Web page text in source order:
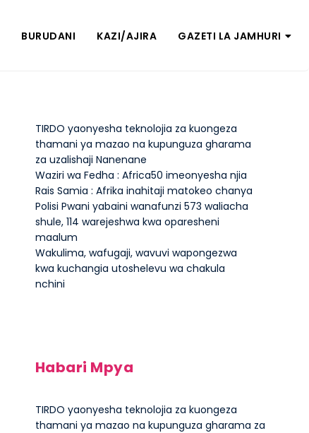
BURUDANI KAZI/AJIRA GAZETI LA JAMHURI
TIRDO yaonyesha teknolojia za kuongeza
thamani ya mazao na kupunguza gharama
za uzalishaji Nanenane
Waziri wa Fedha : Africa50 imeonyesha njia
Rais Samia : Afrika inahitaji matokeo chanya
Polisi Pwani yabaini wanafunzi 573 waliacha
shule, 114 warejeshwa kwa oparesheni
maalum
Wakulima, wafugaji, wavuvi wapongezwa
kwa kuchangia utoshelevu wa chakula
nchini
Habari Mpya
TIRDO yaonyesha teknolojia za kuongeza
thamani ya mazao na kupunguza gharama za